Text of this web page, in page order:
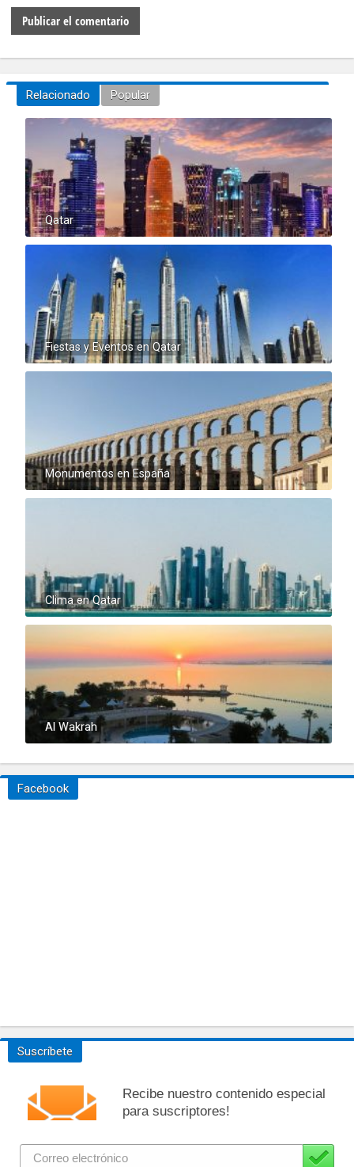
Relacionado Popular
Qatar
Fiestas y Eventos en Qatar
Monumentos en España
Clima en Qatar
Al Wakrah
Facebook
Suscríbete
Recibe nuestro contenido especial
para suscriptores!